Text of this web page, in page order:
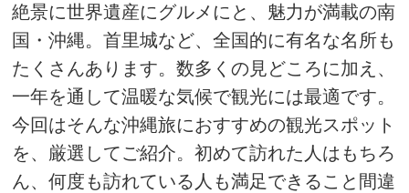
絶景に世界遺産にグルメにと、魅力が満載の南
国・沖縄。首里城など、全国的に有名な名所も
たくさんあります。数多くの見どころに加え、
一年を通して温暖な気候で観光には最適です。
今回はそんな沖縄旅におすすめの観光スポット
を、厳選してご紹介。初めて訪れた人はもちろ
ん、何度も訪れている人も満足できること間違